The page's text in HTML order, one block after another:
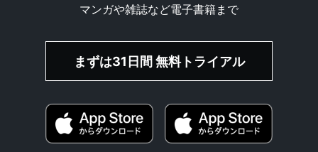
マンガや雑誌など電子書籍まで
まずは31日間 無料トライアル